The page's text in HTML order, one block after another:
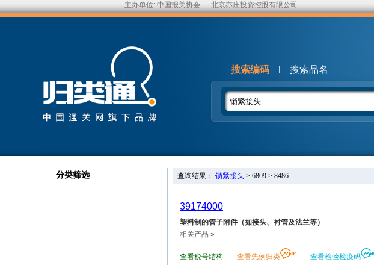
主办单位: 中国报关协会 北京亦庄投资控股有限公司
搜索编码 | 搜索品名
分类筛选 查询结果： 锁紧接头 > 6809 > 8486
39174000
塑料制的管子附件（如接头、衬管及法兰等）
相关产品 »
查看税号结构 查看先例归类 查看检验检疫码